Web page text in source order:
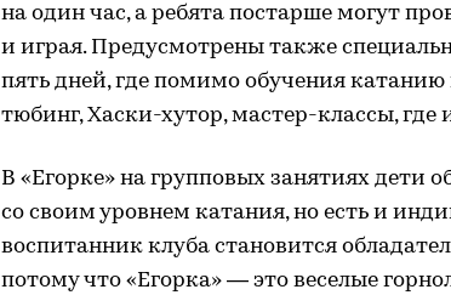
на один час, а ребята постарше могут
и играя. Предусмотрены также
пять дней, где помимо обучения
тюбинг, Хаски-хутор, мастер-классы, где
В «Егорке» на групповых занятиях дети
со своим уровнем катания, но есть и
воспитанник клуба становится
потому что «Егорка» — это веселые